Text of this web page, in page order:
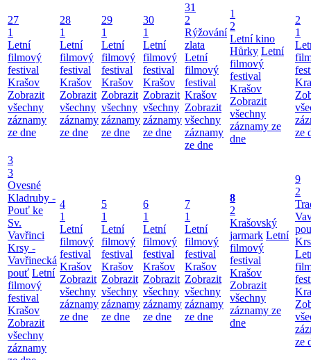
27
1
Letní
filmový
festival
Krašov
Zobrazit
všechny
záznamy
ze dne
28
1
Letní
filmový
festival
Krašov
Zobrazit
všechny
záznamy
ze dne
29
1
Letní
filmový
festival
Krašov
Zobrazit
všechny
záznamy
ze dne
30
1
Letní
filmový
festival
Krašov
Zobrazit
všechny
záznamy
ze dne
31
2
Rýžování
zlata
Letní
filmový
festival
Krašov
Zobrazit
všechny
záznamy
ze dne
1
2
Letní kino
Hůrky Letní
filmový
festival
Krašov
Zobrazit
všechny
záznamy ze
dne
2
1
ze
3
3
Ovesné
Kladruby -
Pouť ke
Sv.
Vavřinci
Krsy -
Vavřinecká
pouť Letní
filmový
festival
Krašov
Zobrazit
všechny
záznamy
4
1
Letní
filmový
festival
Krašov
Zobrazit
všechny
záznamy
ze dne
5
1
Letní
filmový
festival
Krašov
Zobrazit
všechny
záznamy
ze dne
6
1
Letní
filmový
festival
Krašov
Zobrazit
všechny
záznamy
ze dne
7
1
Letní
filmový
festival
Krašov
Zobrazit
všechny
záznamy
ze dne
8
2
Krašovský
jarmark Letní
filmový
festival
Krašov
Zobrazit
všechny
záznamy ze
dne
9
2
ze